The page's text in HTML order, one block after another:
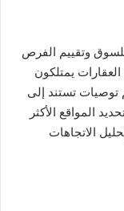
وتقييم الفرص
يمتلكون
توصيات تستند إلى
المواقع الأكثر
الاتجاهات